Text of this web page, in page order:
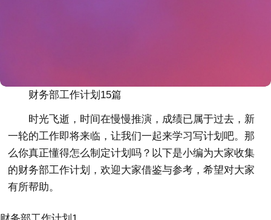
财务部工作计划15篇
时光飞逝，时间在慢慢推演，成绩已属于过去，新
一轮的工作即将来临，让我们一起来学习写计划吧。那
么你真正懂得怎么制定计划吗？以下是小编为大家收集
的财务部工作计划，欢迎大家借鉴与参考，希望对大家
有所帮助。